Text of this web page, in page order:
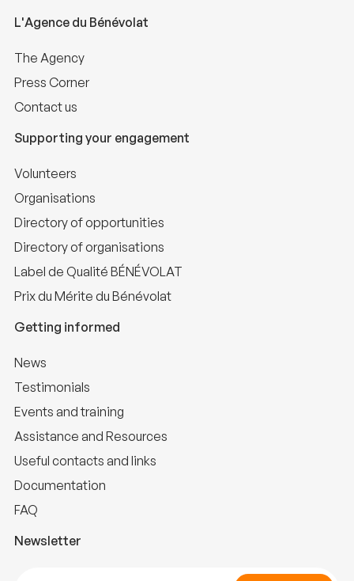
L'Agence du Bénévolat
The Agency
Press Corner
Contact us
Supporting your engagement
Volunteers
Organisations
Directory of opportunities
Directory of organisations
Label de Qualité BÉNÉVOLAT
Prix du Mérite du Bénévolat
Getting informed
News
Testimonials
Events and training
Assistance and Resources
Useful contacts and links
Documentation
FAQ
Newsletter